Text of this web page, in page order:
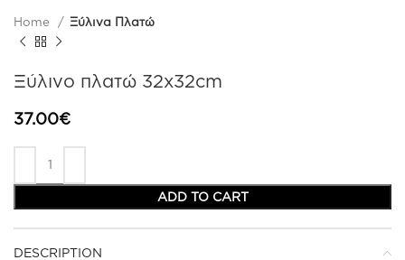
Home Ξύλινα Πλατώ
Ξύλινο πλατώ 32x32cm
37.00€
ADD TO CART
DESCRIPTION